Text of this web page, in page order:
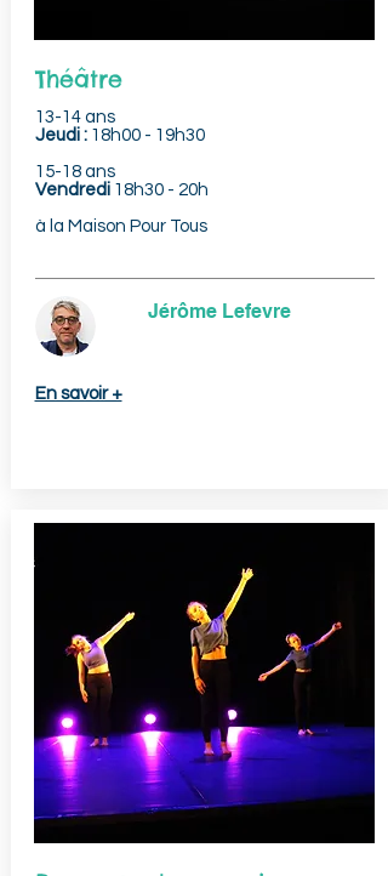
Théâtre
13-14 ans
Jeudi : 18h00 - 19h30
15-18 ans
Vendredi 18h30 - 20h
à la Maison Pour Tous
Jérôme Lefevre
En savoir +